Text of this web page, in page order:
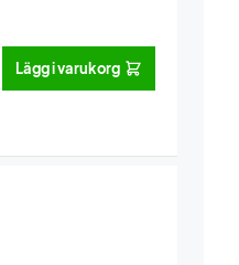
Lägg i varukorg